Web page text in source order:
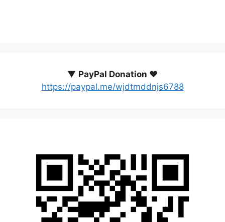
▼ PayPal Donation ♥️
https://paypal.me/wjdtmddnjs6788